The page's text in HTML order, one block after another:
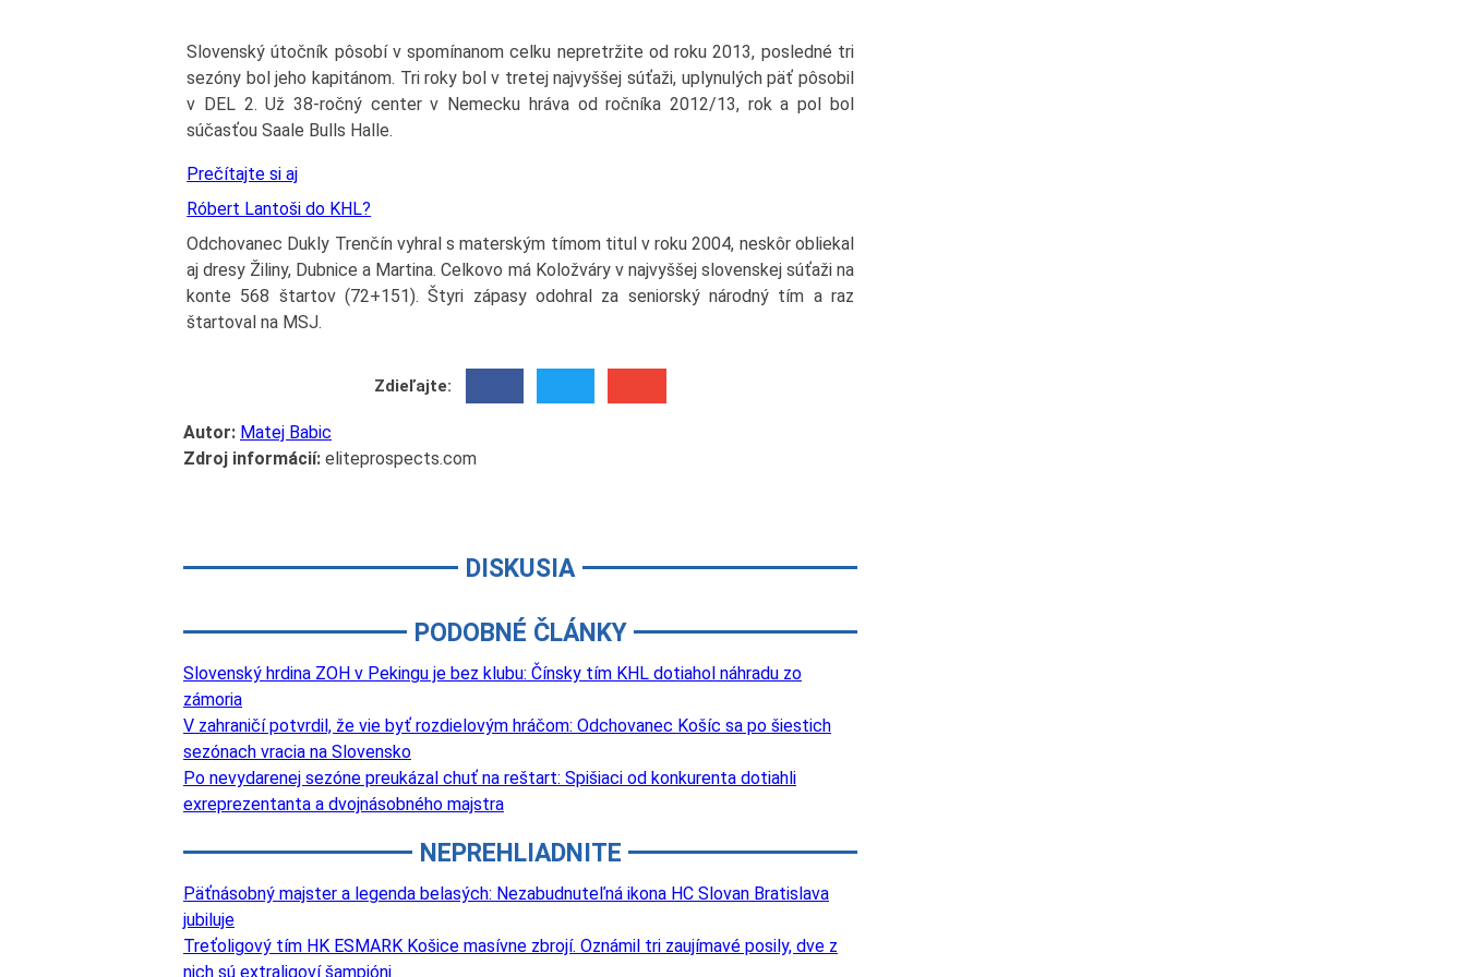
Slovenský útočník pôsobí v spomínanom celku nepretržite od roku 2013, posledné tri
sezóny bol jeho kapitánom. Tri roky bol v tretej najvyššej súťaži, uplynulých päť pôsobil
v DEL 2. Už 38-ročný center v Nemecku hráva od ročníka 2012/13, rok a pol bol
súčasťou Saale Bulls Halle.
Prečítajte si aj
Róbert Lantoši do KHL?
Odchovanec Dukly Trenčín vyhral s materským tímom titul v roku 2004, neskôr obliekal
aj dresy Žiliny, Dubnice a Martina. Celkovo má Koložváry v najvyššej slovenskej súťaži na
konte 568 štartov (72+151). Štyri zápasy odohral za seniorský národný tím a raz
štartoval na MSJ.
Zdieľajte:
Autor: Matej Babic
Zdroj informácií: eliteprospects.com
DISKUSIA
PODOBNÉ ČLÁNKY
Slovenský hrdina ZOH v Pekingu je bez klubu: Čínsky tím KHL dotiahol náhradu zo
zámoria
V zahraničí potvrdil, že vie byť rozdielovým hráčom: Odchovanec Košíc sa po šiestich
sezónach vracia na Slovensko
Po nevydarenej sezóne preukázal chuť na reštart: Spišiaci od konkurenta dotiahli
exreprezentanta a dvojnásobného majstra
NEPREHLIADNITE
Päťnásobný majster a legenda belasých: Nezabudnuteľná ikona HC Slovan Bratislava
jubiluje
Treťoligový tím HK ESMARK Košice masívne zbrojí. Oznámil tri zaujímavé posily, dve z
nich sú extraligoví šampióni